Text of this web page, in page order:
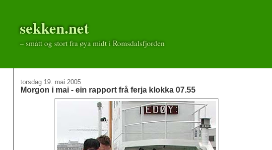
sekken.net
– smått og stort fra øya midt i Romsdalsfjorden
torsdag 19. mai 2005
Morgon i mai - ein rapport frå ferja klokka 07.55